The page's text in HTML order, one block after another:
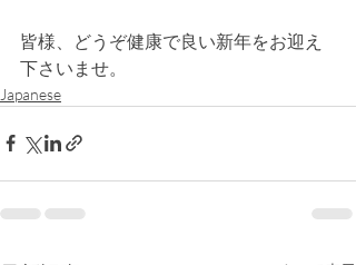
皆様、どうぞ健康で良い新年をお迎え
下さいませ。
Japanese